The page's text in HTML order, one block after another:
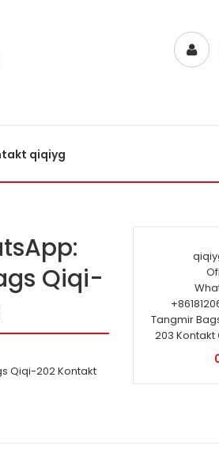
qiqiyg
Qiqi-
Qiqi-202 Kontakt
Tangmir
203 Kontakt